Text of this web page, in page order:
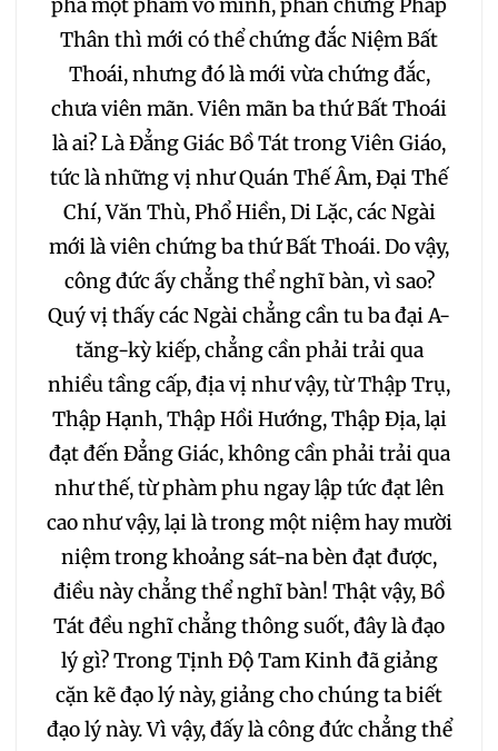
221 222 223
224 225 226
227 228
230 231 232
233 234 235
236 237 238
239 240 241
242 243 244
245 246 247
248 249 250
251 252 253
phá một phẩm vô minh, phần chứng Pháp
Thân thì mới có thể chứng đắc Niệm Bất
Thoái, nhưng đó là mới vừa chứng đắc,
chưa viên mãn. Viên mãn ba thứ Bất Thoái
là ai? Là Đẳng Giác Bồ Tát trong Viên Giáo,
tức là những vị như Quán Thế Âm, Đại Thế
Chí, Văn Thù, Phổ Hiền, Di Lặc, các Ngài
mới là viên chứng ba thứ Bất Thoái. Do vậy,
công đức ấy chẳng thể nghĩ bàn, vì sao?
Quý vị thấy các Ngài chẳng cần tu ba đại A-
tăng-kỳ kiếp, chẳng cần phải trải qua
nhiều tầng cấp, địa vị như vậy, từ Thập Trụ,
Thập Hạnh, Thập Hồi Hướng, Thập Địa, lại
đạt đến Đẳng Giác, không cần phải trải qua
như thế, từ phàm phu ngay lập tức đạt lên
cao như vậy, lại là trong một niệm hay mười
niệm trong khoảng sát-na bèn đạt được,
điều này chẳng thể nghĩ bàn! Thật vậy, Bồ
Tát đều nghĩ chẳng thông suốt, đây là đạo
lý gì? Trong Tịnh Độ Tam Kinh đã giảng
cặn kẽ đạo lý này, giảng cho chúng ta biết
đạo lý này. Vì vậy, đấy là công đức chẳng thể